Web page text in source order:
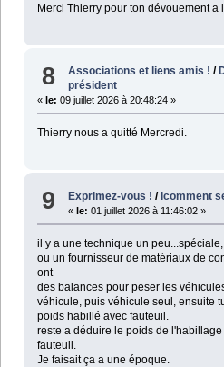
Merci Thierry pour ton dévouement a
8 Associations et liens amis ! /
président
« le: 09 juillet 2026 à 20:48:24 »
Thierry nous a quitté Mercredi.
9 Exprimez-vous ! /lcomment
«le: 01 juillet 2026 à 11:46:02 »
il y a une technique un
ou un fournisseur de matériaux de
ont
des balances pour peser les
véhicule, puis véhicule seul, ensuite
poids habillé avec fauteuil.
reste a déduire le poids de
fauteuil.
Je faisait ça a une époque.